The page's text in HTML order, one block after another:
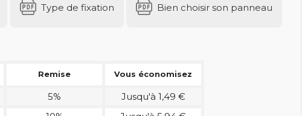
Type de fixation Bien choisir son panneau
Remise Vous économisez
5%
Jusqu'à 1,49 €